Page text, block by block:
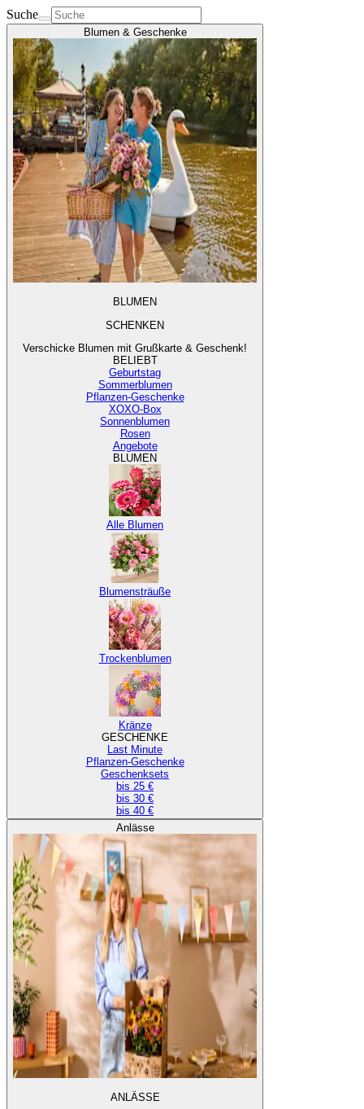
Suche
Blumen & Geschenke
BLUMEN
SCHENKEN
Verschicke Blumen mit Grußkarte & Geschenk!
BELIEBT
Geburtstag
Sommerblumen
Pflanzen-Geschenke
XOXO-Box
Sonnenblumen
Rosen
Angebote
BLUMEN
Alle Blumen
Blumensträuße
Trockenblumen
Kränze
GESCHENKE
Last Minute
Pflanzen-Geschenke
Geschenksets
bis 25 €
bis 30 €
bis 40 €
Anlässe
ANLÄSSE